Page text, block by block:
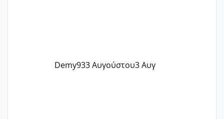
Demy933 Αυγούστου3 Αυγ